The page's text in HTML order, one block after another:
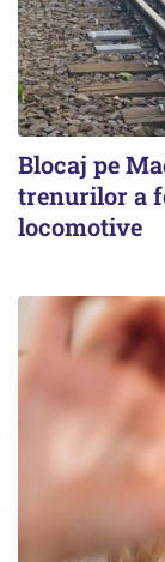
Blocaj pe
trenurilor a
locomotive